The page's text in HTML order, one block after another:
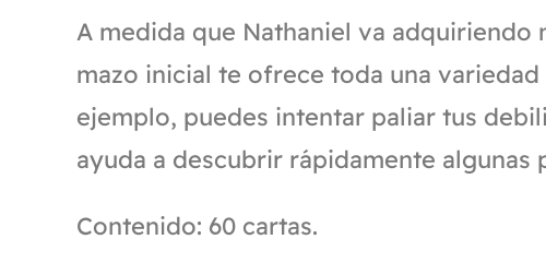
A medida que Nathaniel va adquiriendo
mazo inicial te ofrece toda una
ejemplo, puedes intentar paliar tus
ayuda a descubrir rápidamente algunas
Contenido: 60 cartas.